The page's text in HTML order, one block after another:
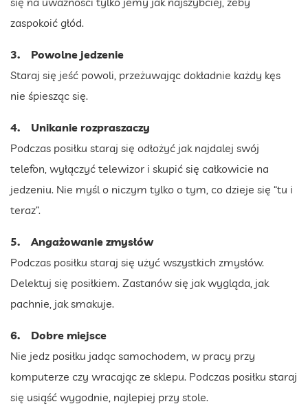
zaspokoić głód.
3. Powolne jedzenie
Staraj się jeść powoli, przeżuwając dokładnie każdy kęs
nie śpiesząc się.
4. Unikanie rozpraszaczy
Podczas posiłku staraj się odłożyć jak najdalej swój
telefon, wyłączyć telewizor i skupić się całkowicie na
jedzeniu. Nie myśl o niczym tylko o tym, co dzieje się “tu i
teraz”.
5. Angażowanie zmysłów
Podczas posiłku staraj się użyć wszystkich zmysłów.
Delektuj się posiłkiem. Zastanów się jak wygląda, jak
pachnie, jak smakuje.
6. Dobre miejsce
Nie jedz posiłku jadąc samochodem, w pracy przy
komputerze czy wracając ze sklepu. Podczas posiłku staraj
się usiąść wygodnie, najlepiej przy stole.